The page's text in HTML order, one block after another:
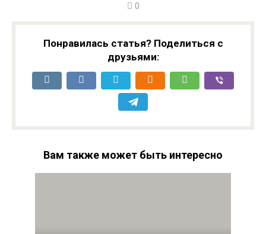
0
Понравилась статья? Поделиться с
друзьями:
Вам также может быть интересно